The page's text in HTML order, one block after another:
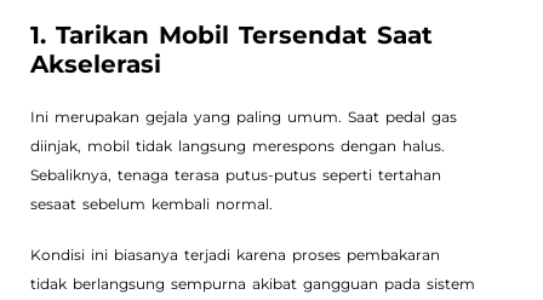
1. Tarikan Mobil Tersendat Saat
Akselerasi
Ini merupakan gejala yang paling umum. Saat pedal gas
diinjak, mobil tidak langsung merespons dengan halus.
Sebaliknya, tenaga terasa putus-putus seperti tertahan
sesaat sebelum kembali normal.
Kondisi ini biasanya terjadi karena proses pembakaran
tidak berlangsung sempurna akibat gangguan pada sistem